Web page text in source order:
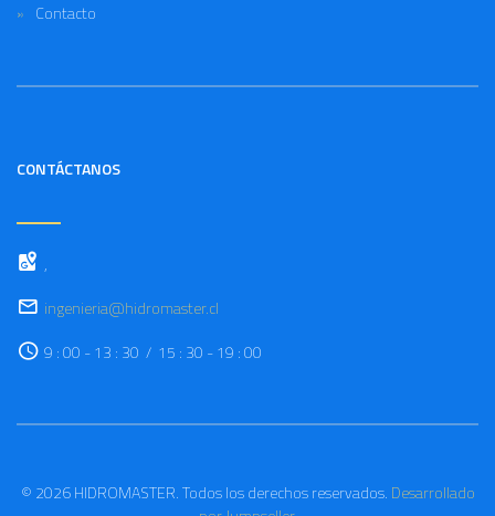
Contacto
CONTÁCTANOS
,
ingenieria@hidromaster.cl
9 : 00 - 13 : 30 / 15 : 30 - 19 : 00
© 2026 HIDROMASTER. Todos los derechos reservados. Desarrollado